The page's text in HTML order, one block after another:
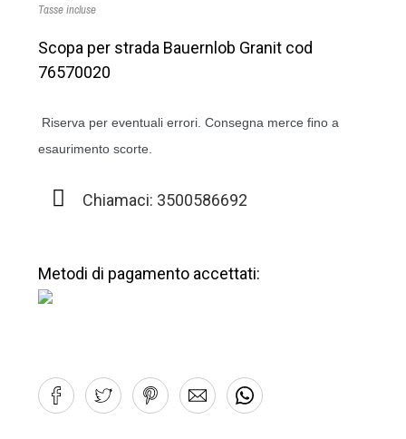
Tasse incluse
Scopa per strada Bauernlob Granit cod
76570020
Riserva per eventuali errori. Consegna merce fino a
esaurimento scorte.
Chiamaci: 3500586692
Metodi di pagamento accettati: